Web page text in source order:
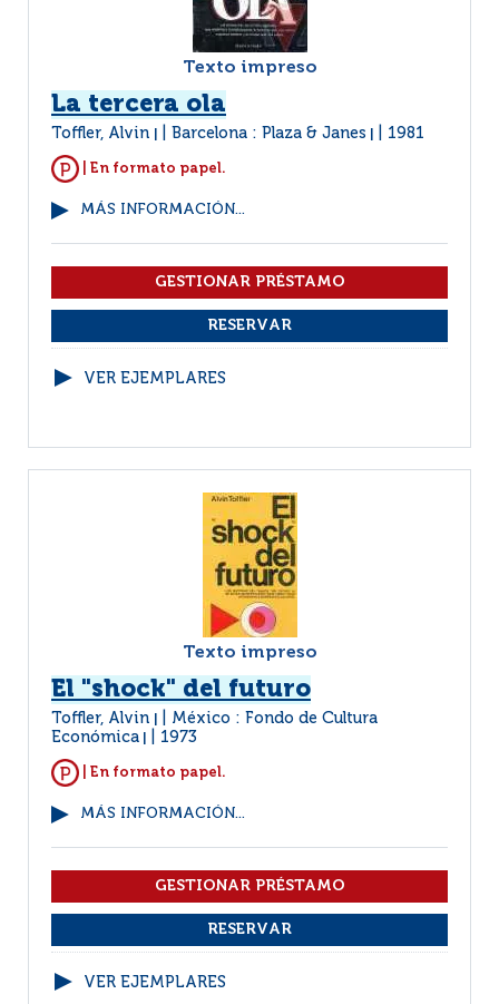
Texto impreso
La tercera ola
Toffler, Alvin Barcelona : Plaza & Janes 1981
| En formato papel.
MÁS INFORMACIÓN...
VER EJEMPLARES
Texto impreso
El "shock" del futuro
Toffler, Alvin
México : Fondo de Cultura
Económica
1973
| En formato papel.
MÁS INFORMACIÓN...
VER EJEMPLARES